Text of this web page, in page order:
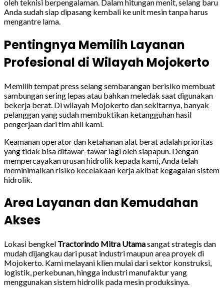
oleh teknisi berpengalaman. Dalam hitungan menit, selang baru
Anda sudah siap dipasang kembali ke unit mesin tanpa harus
mengantre lama.
Pentingnya Memilih Layanan
Profesional di Wilayah Mojokerto
Memilih tempat press selang sembarangan berisiko membuat
sambungan sering lepas atau bahkan meledak saat digunakan
bekerja berat. Di wilayah Mojokerto dan sekitarnya, banyak
pelanggan yang sudah membuktikan ketangguhan hasil
pengerjaan dari tim ahli kami.
Keamanan operator dan ketahanan alat berat adalah prioritas
yang tidak bisa ditawar-tawar lagi oleh siapapun. Dengan
mempercayakan urusan hidrolik kepada kami, Anda telah
meminimalkan risiko kecelakaan kerja akibat kegagalan sistem
hidrolik.
Area Layanan dan Kemudahan
Akses
Lokasi bengkel Tractorindo Mitra Utamasangat strategis dan
mudah dijangkau dari pusat industri maupun area proyek di
Mojokerto. Kami melayani klien mulai dari sektor konstruksi,
logistik, perkebunan, hingga industri manufaktur yang
menggunakan sistem hidrolik pada mesin produksinya.